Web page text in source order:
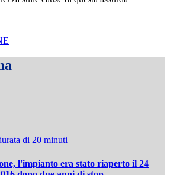
di 20 minuti
l'impianto era stato riaperto il 24